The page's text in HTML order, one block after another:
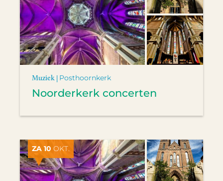
Muziek | Posthoornkerk
Noorderkerk concerten
ZA 10 OKT.